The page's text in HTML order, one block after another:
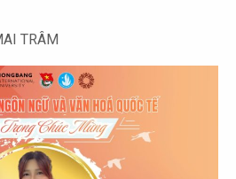
TRÂM